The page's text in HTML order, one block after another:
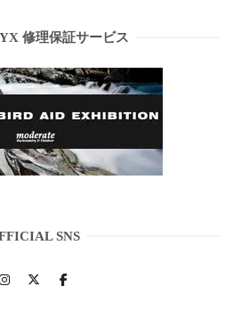
修理保証サービス
SNS